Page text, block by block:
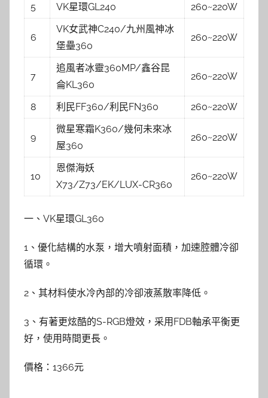
5 VK星環GL240 260~220W
6
VK女武神C240/九州風神冰
堡壘360
260~220W
7
追風者冰靈360MP/鑫谷昆
侖KL360
260~220W
8 利民FF360/利民FN360 260~220W
9
微星寒霜K360/幾何未來冰
屋360
260~220W
10
恩傑海妖
X73/Z73/EK/LUX-CR360
260~220W
一、VK星環GL360
1、優化結構的水泵，增大噴射面積，加速腔體冷卻
循環。
2、其材料使水冷內部的冷卻液蒸散率降低。
3、有著更炫酷的S-RGB燈效，采用FDB軸承平衡更
好，使用時間更長。
價格：1366元